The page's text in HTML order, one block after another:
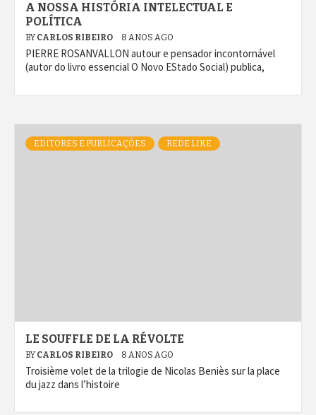
A NOSSA HISTÓRIA INTELECTUAL E
POLÍTICA
BY CARLOS RIBEIRO 8 ANOS AGO
PIERRE ROSANVALLON autour e pensador incontornável
(autor do livro essencial O Novo EStado Social) publica,
EDITORES E PUBLICAÇÕES REDE LIKE
LE SOUFFLE DE LA RÉVOLTE
BY CARLOS RIBEIRO 8 ANOS AGO
Troisième volet de la trilogie de Nicolas Beniès sur la place
du jazz dans l’histoire